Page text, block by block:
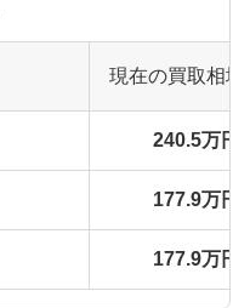
現在の買取相
240.5万円
177.9万円
177.9万円